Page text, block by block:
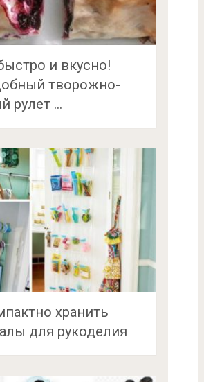
и вкусно!
творожно-
рулет …
хранить
для рукоделия